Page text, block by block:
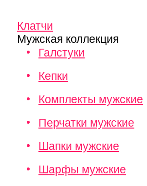
Клатчи
Мужская коллекция
Галстуки
Кепки
Комплекты мужские
Перчатки мужские
Шапки мужские
Шарфы мужские